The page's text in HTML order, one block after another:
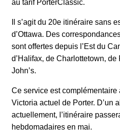
au tarif PorterClassic.
Il s’agit du 20e itinéraire sans
d’Ottawa. Des
sont offertes depuis l’Est du
d’Halifax, de Charlottetown, de
John’s.
Ce service est complémentaire
Victoria actuel de Porter. D’un
actuellement, l’itinéraire
hebdomadaires en mai.